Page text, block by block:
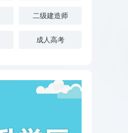
二级建造师
成人高考